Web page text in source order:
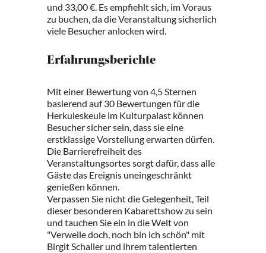
und 33,00 €. Es empfiehlt sich, im Voraus
zu buchen, da die Veranstaltung sicherlich
viele Besucher anlocken wird.
Erfahrungsberichte
Mit einer Bewertung von 4,5 Sternen
basierend auf 30 Bewertungen für die
Herkuleskeule im Kulturpalast können
Besucher sicher sein, dass sie eine
erstklassige Vorstellung erwarten dürfen.
Die Barrierefreiheit des
Veranstaltungsortes sorgt dafür, dass alle
Gäste das Ereignis uneingeschränkt
genießen können.
Verpassen Sie nicht die Gelegenheit, Teil
dieser besonderen Kabarettshow zu sein
und tauchen Sie ein in die Welt von
"Verweile doch, noch bin ich schön" mit
Birgit Schaller und ihrem talentierten